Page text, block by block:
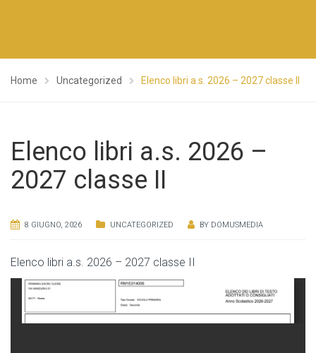
Home Uncategorized Elenco libri a.s. 2026 – 2027 classe II
Elenco libri a.s. 2026 –
2027 classe II
8 GIUGNO, 2026 UNCATEGORIZED BY DOMUSMEDIA
Elenco libri a.s. 2026 – 2027 classe II